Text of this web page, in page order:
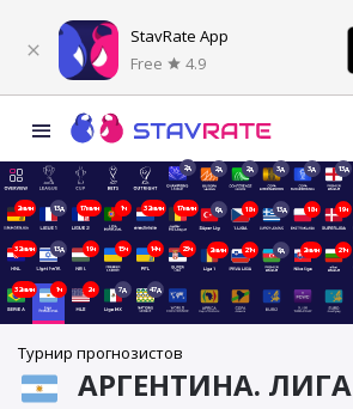
StavRate App
Free
4.9
2д 2д 2д 3д 3д 13д
2мин 13д 17мин 1ч 32мин 17мин 6д 18ч 13д 18ч 19ч
32мин 13д 19ч 15ч 14ч 23ч 2мин 21ч 6д 2мин 21ч
32мин 1ч 2ч 7д 47д
Турнир прогнозистов
АРГЕНТИНА. ЛИГА